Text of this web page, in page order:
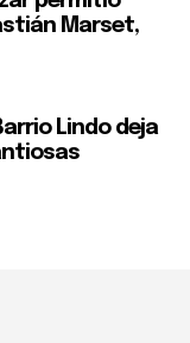
Marset,
Lindo deja